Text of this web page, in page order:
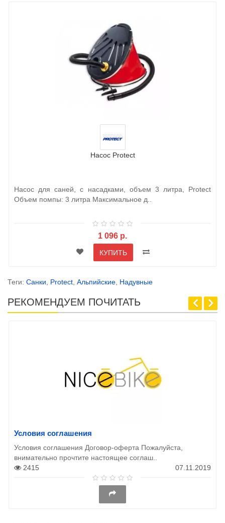
Насос Protect
Насос для саней, с насадками, объем 3 литра, Protect
Объем помпы: 3 литра Максимальное д..
1 096 р.
КУПИТЬ
Теги: Санки, Protect, Альпийские, Надувные
РЕКОМЕНДУЕМ ПОЧИТАТЬ
Условия соглашения
Условия соглашения Договор-оферта Пожалуйста,
внимательно прочтите настоящее соглаш..
2415
07.11.2019